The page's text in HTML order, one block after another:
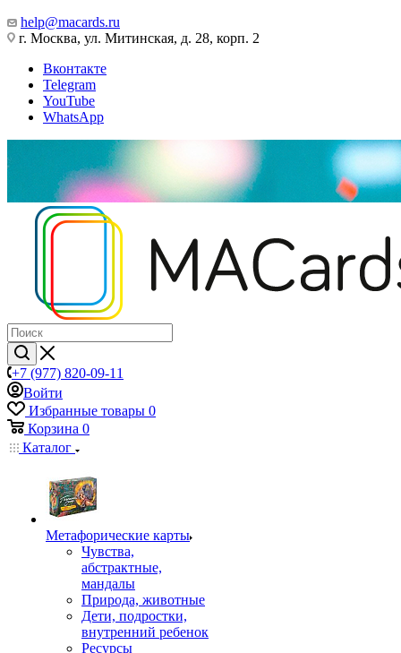
help@macards.ru
г. Москва, ул. Митинская, д. 28, корп. 2
Вконтакте
Telegram
YouTube
WhatsApp
+7 (977) 820-09-11
Войти
Избранные товары 0
Корзина 0
Каталог
Mетафорические карты
Чувства,
абстрактные,
мандалы
Природа, животные
Дети, подростки,
внутренний ребенок
Ресурсы